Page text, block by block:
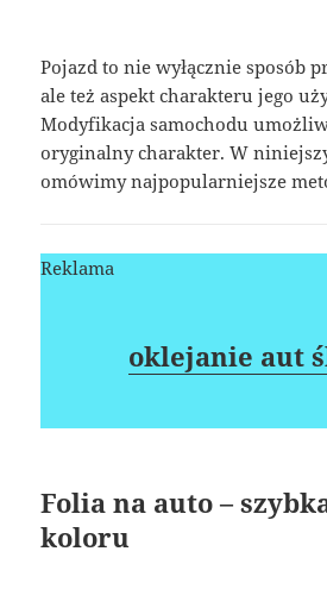
Pojazd to nie wyłącznie sposób
ale też aspekt charakteru jego
Modyfikacja samochodu
oryginalny charakter. W
omówimy najpopularniejsze
Reklama
oklejanie aut
Folia na auto –
koloru